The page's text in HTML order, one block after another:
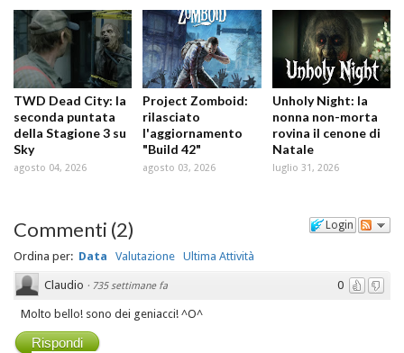
TWD Dead City: la
seconda puntata
della Stagione 3 su
Sky
agosto 04, 2026
Project Zomboid:
rilasciato
l'aggiornamento
"Build 42"
agosto 03, 2026
Unholy Night: la
nonna non-morta
rovina il cenone di
Natale
luglio 31, 2026
Login
Commenti (2)
Ordina per: Data Valutazione Ultima Attività
0
Claudio · 735 settimane fa
Molto bello! sono dei geniacci! ^O^
Rispondi